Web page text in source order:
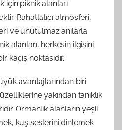
için piknik alanları
Rahatlatıcı atmosferi,
ve unutulmaz anılarla
alanları, herkesin ilgisini
noktasıdır.
avantajlarından biri
yakından tanıklık
Ormanlık alanların yeşil
kuş seslerini dinlemek